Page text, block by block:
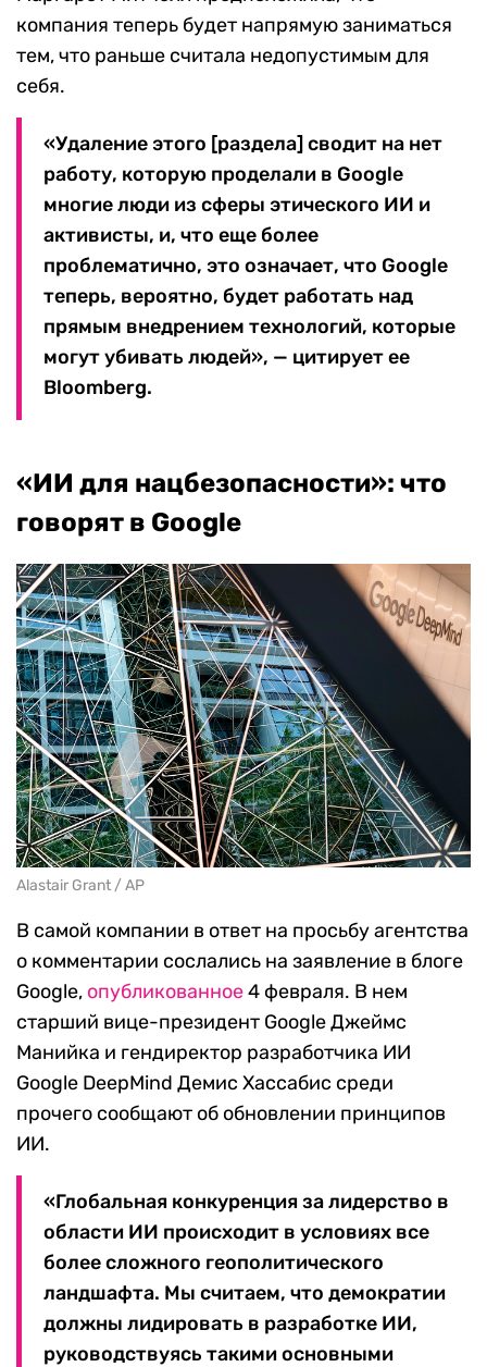
компания теперь будет напрямую заниматься
тем, что раньше считала недопустимым для
себя.
«Удаление этого [раздела] сводит на нет
работу, которую проделали в Google
многие люди из сферы этического ИИ и
активисты, и, что еще более
проблематично, это означает, что Google
теперь, вероятно, будет работать над
прямым внедрением технологий, которые
могут убивать людей», — цитирует ее
Bloomberg.
«ИИ для нацбезопасности»: что
говорят в Google
Alastair Grant / AP
В самой компании в ответ на просьбу агентства
о комментарии сослались на заявление в блоге
Google, опубликованное4 февраля. В нем
старший вице-президент Google Джеймс
Манийка и гендиректор разработчика ИИ
Google DeepMind Демис Хассабис среди
прочего сообщают об обновлении принципов
ИИ.
«Глобальная конкуренция за лидерство в
области ИИ происходит в условиях все
более сложного геополитического
ландшафта. Мы считаем, что демократии
должны лидировать в разработке ИИ,
руководствуясь такими основными